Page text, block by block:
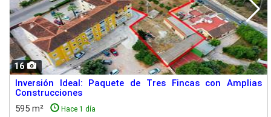
16
Inversión Ideal: Paquete de Tres Fincas con Amplias
Construcciones
595 m²
Hace 1 día